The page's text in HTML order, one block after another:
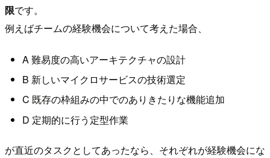
限です。
例えばチームの経験機会について考えた場合、
A 難易度の高いアーキテクチャの設計
B 新しいマイクロサービスの技術選定
C 既存の枠組みの中でのありきたりな機能追加
D 定期的に行う定型作業
が直近のタスクとしてあったなら、それぞれが経験機会にな